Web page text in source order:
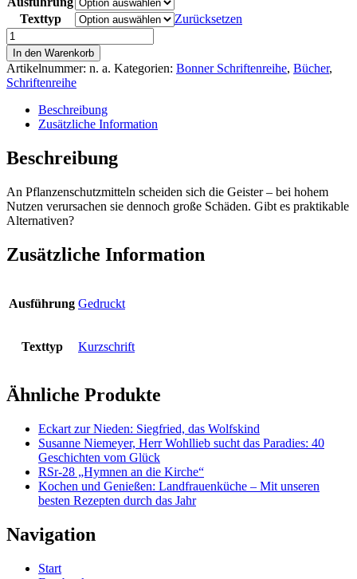
Texttyp
Zurücksetzen
Pestizide-
Heilsbringer
oder
Teufelszeug?
Menge
In den Warenkorb
Artikelnummer: n. a. Kategorien: Bonner Schriftenreihe, Bücher,
Schriftenreihe
Beschreibung
Zusätzliche Information
Beschreibung
An Pflanzenschutzmitteln scheiden sich die Geister – bei hohem
Nutzen verursachen sie dennoch große Schäden. Gibt es praktikable
Alternativen?
Zusätzliche Information
Ausführung Gedruckt
Texttyp Kurzschrift
Ähnliche Produkte
Eckart zur Nieden: Siegfried, das Wolfskind
Susanne Niemeyer, Herr Wohllieb sucht das Paradies: 40
Geschichten vom Glück
RSr-28 „Hymnen an die Kirche“
Kochen und Genießen: Landfrauenküche – Mit unseren
besten Rezepten durch das Jahr
Navigation
Start